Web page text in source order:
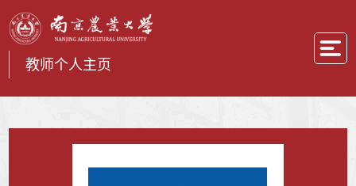
教师个人主页